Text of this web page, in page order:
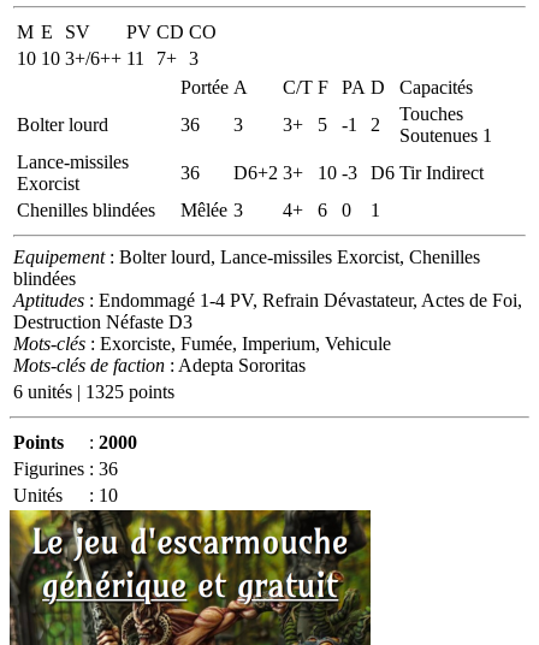
M E SV PV CD CO
10 10 3+/6++ 11 7+ 3
Portée A C/T F PA D
Capacités
Bolter lourd
36 3 3+ 5 -1 2
Touches
Soutenues 1
Lance-missiles
Exorcist
36 D6+2 3+ 10 -3 D6 Tir Indirect
Chenilles blindées
Mêlée 3 4+ 6 0 1
Equipement: Bolter lourd, Lance-missiles Exorcist, Chenilles
blindées
Aptitudes : Endommagé 1-4 PV, Refrain Dévastateur, Actes de Foi,
Destruction Néfaste D3
Mots-clés : Exorciste, Fumée, Imperium, Vehicule
Mots-clés de faction : Adepta Sororitas
6 unités | 1325 points
Points : 2000
Figurines : 36
Unités
: 10